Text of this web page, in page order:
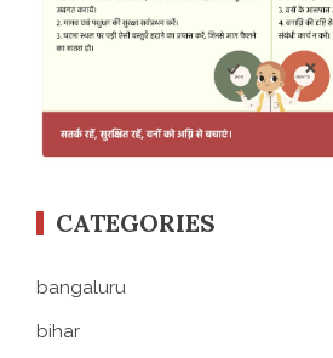
CATEGORIES
bangaluru
bihar